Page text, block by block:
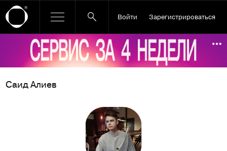
Войти Зарегистрироваться
Ссылка баннера
Саид Алиев